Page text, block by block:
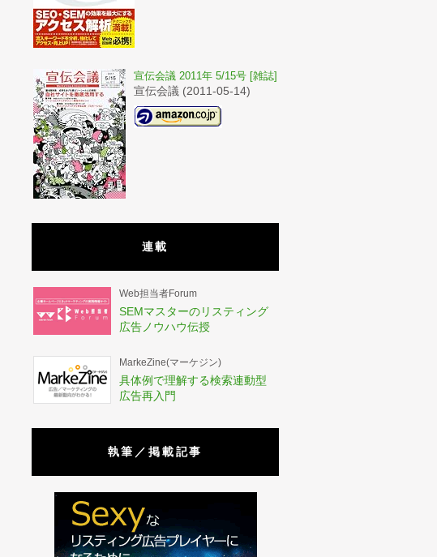
宣伝会議 2011年 5/15号 [雑誌]
宣伝会議 (2011-05-14)
連載
Web担当者Forum
SEMマスターのリスティング
広告ノウハウ伝授
MarkeZine(マーケジン)
具体例で理解する検索連動型
広告再入門
執筆／掲載記事